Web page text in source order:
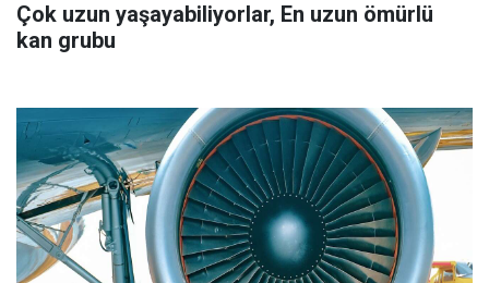
Çok uzun yaşayabiliyorlar, En uzun ömürlü
kan grubu